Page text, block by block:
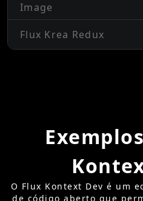
Image
Flux Krea Redux
O Flux Kontext Dev é um
de código aberto que